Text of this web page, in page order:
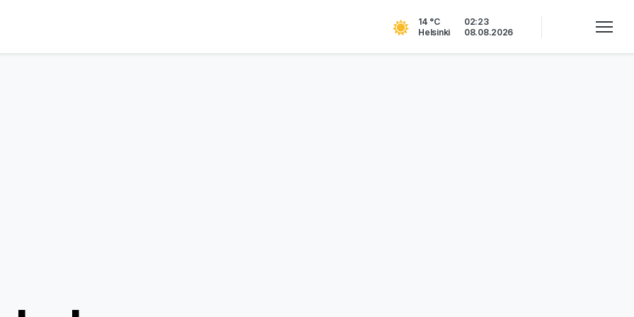
14 °C
Helsinki
02:23
08.08.2026